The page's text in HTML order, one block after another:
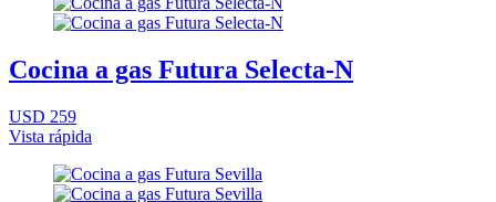
Cocina a gas Futura Selecta-N
USD 259
Vista rápida